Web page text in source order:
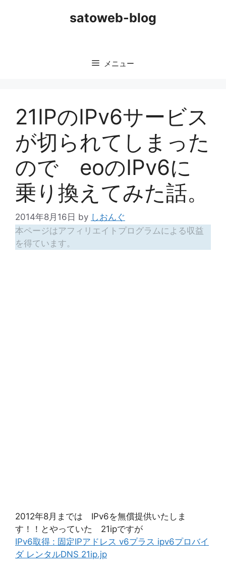
satoweb-blog
メニュー
21IPのIPv6サービス
が切られてしまった
ので eoのIPv6に
乗り換えてみた話。
2014年8月16日 by しおんぐ
本ページはアフィリエイトプログラムによる収益
を得ています。
2012年8月までは IPv6を無償提供いたしま
す！！とやっていた 21ipですが
IPv6取得 : 固定IPアドレス v6プラス ipv6プロバイ
ダ レンタルDNS 21ip.jp